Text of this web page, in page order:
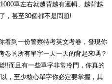
單左右就越背越有邏輯、越背越
，甚至30個都不是問題!
看到一份警察特考英文考卷，發現你
卷的所有單字一天一天的背起來嗎？
!!而且有一些單字非常冷門，你真的
，至少核心單字你必定要掌握，其